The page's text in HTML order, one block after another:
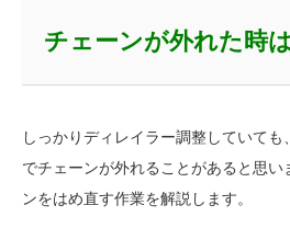
チェーンが外れた時
しっかりディレイラー調整していて
でチェーンが外れることがあると思
ンをはめ直す作業を解説します。